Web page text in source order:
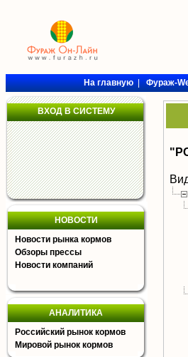
На главную|Фураж-
ВХОД В СИСТЕМУ
НОВОСТИ
Новости рынка кормов
Обзоры прессы
Новости компаний
АНАЛИТИКА
Российский рынок кормов
Мировой рынок кормов